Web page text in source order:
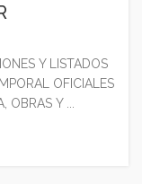
Y LISTADOS
OFICIALES
OBRAS Y ...